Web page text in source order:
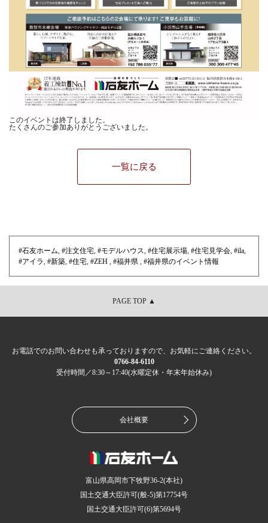
このイベントは終了しました。
たくさんのご参加ありがとうございました。
一覧に戻る
#石友ホーム, #注文住宅, #モデルハウス, #住宅展示場, #住宅見学会, #ila,
#アイラ, #新築, #住宅, #ZEH , #福井県 , #福井県のイベント情報
PAGE TOP ▲
お電話でのお問い合わせも承っておりますので、お気軽にご連絡ください。
0766-84-6110
受付時間／8:30～17:40(水曜定休・年末年始休み)
会社概要
富山県高岡市下牧野36-2(本社)
国土交通大臣許可(般-5)第17754号
国土交通大臣許可(6)第5694号